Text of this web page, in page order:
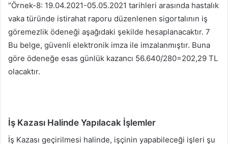
“Örnek-8: 19.04.2021-05.05.2021 tarihleri arasında hastalık
vaka türünde istirahat raporu düzenlenen sigortalının iş
göremezlik ödeneği aşağıdaki şekilde hesaplanacaktır. 7
Bu belge, güvenli elektronik imza ile imzalanmıştır. Buna
göre ödeneğe esas günlük kazancı 56.640/280=202,29 TL
olacaktır.
İş Kazası Halinde Yapılacak İşlemler
İş Kazası geçirilmesi halinde, işçinin yapabileceği işleri şu